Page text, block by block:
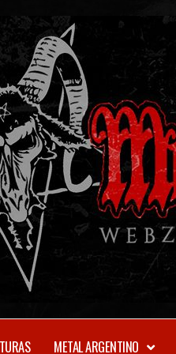
METAL ARGENTINO